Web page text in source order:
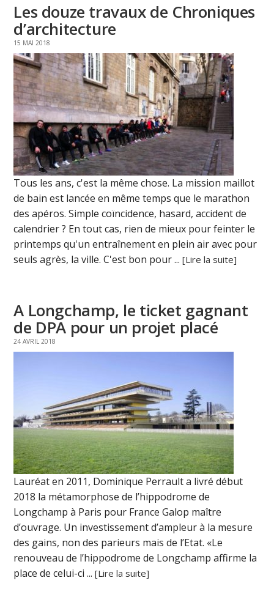
Les douze travaux de Chroniques
d’architecture
15 MAI 2018
Tous les ans, c'est la même chose. La mission maillot
de bain est lancée en même temps que le marathon
des apéros. Simple coïncidence, hasard, accident de
calendrier ? En tout cas, rien de mieux pour feinter le
printemps qu'un entraînement en plein air avec pour
seuls agrès, la ville. C'est bon pour ...[Lire la suite]
A Longchamp, le ticket gagnant
de DPA pour un projet placé
24 AVRIL 2018
Lauréat en 2011, Dominique Perrault a livré début
2018 la métamorphose de l’hippodrome de
Longchamp à Paris pour France Galop maître
d’ouvrage. Un investissement d’ampleur à la mesure
des gains, non des parieurs mais de l’Etat. «Le
renouveau de l’hippodrome de Longchamp affirme la
place de celui-ci ...[Lire la suite]